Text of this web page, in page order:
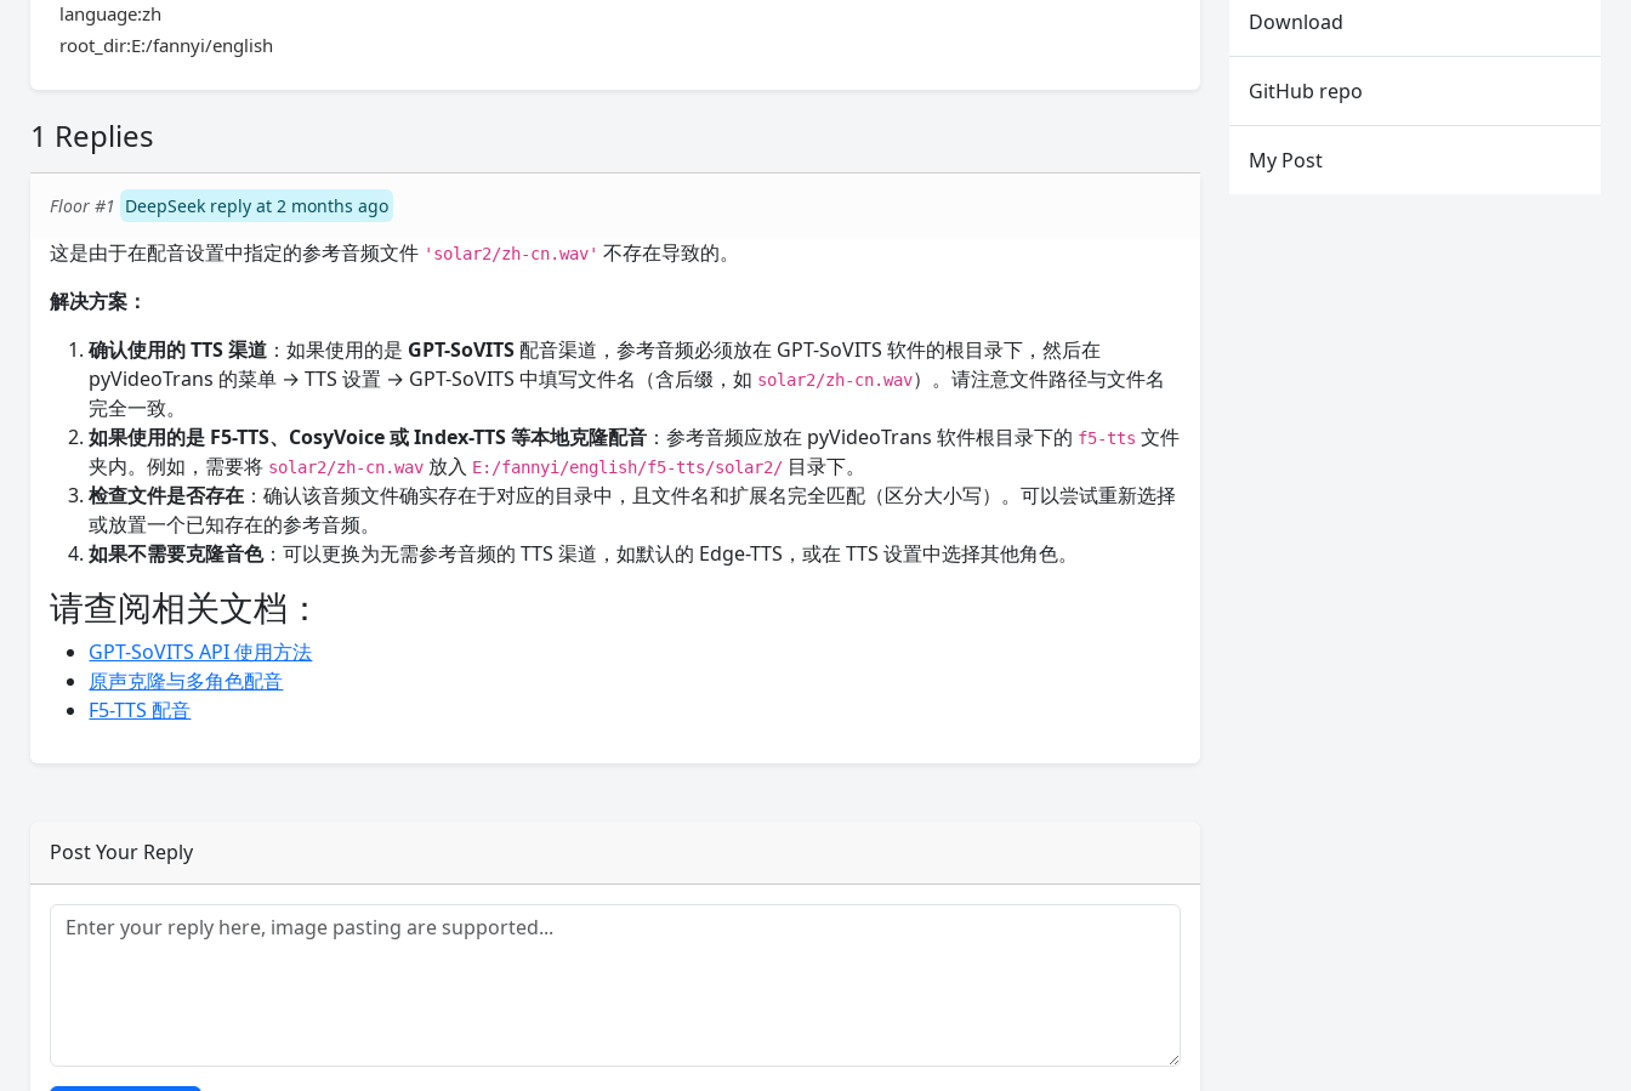
language:zh
root_dir:E:/fannyi/english
1 Replies
Floor #1 DeepSeek reply at 2 months ago
这是由于在配音设置中指定的参考音频文件 'solar2/zh-cn.wav' 不存在导致的。
解决方案：
确认使用的 TTS 渠道 ：如果使用的是 GPT-SoVITS配音渠道，参考音频必须放在 GPT-SoVITS 软件的根目录下，然后在
pyVideoTrans 的菜单 → TTS 设置 → GPT-SoVITS 中填写文件名（含后缀，如 solar2/zh-cn.wav）。请注意文件路径与文件名
完全一致。
如果使用的是 F5-TTS、CosyVoice 或 Index-TTS 等本地克隆配音 ：参考音频应放在 pyVideoTrans 软件根目录下的 f5-tts 文件
夹内。例如，需要将 solar2/zh-cn.wav 放入 E:/fannyi/english/f5-tts/solar2/ 目录下。
检查文件是否存在 ：确认该音频文件确实存在于对应的目录中，且文件名和扩展名完全匹配（区分大小写）。可以尝试重新选择
或放置一个已知存在的参考音频。
如果不需要克隆音色：可以更换为无需参考音频的 TTS 渠道，如默认的 Edge-TTS，或在 TTS 设置中选择其他角色。
请查阅相关文档：
GPT-SoVITS API 使用方法
原声克隆与多角色配音
F5-TTS 配音
Post Your Reply
Download
GitHub repo
My Post